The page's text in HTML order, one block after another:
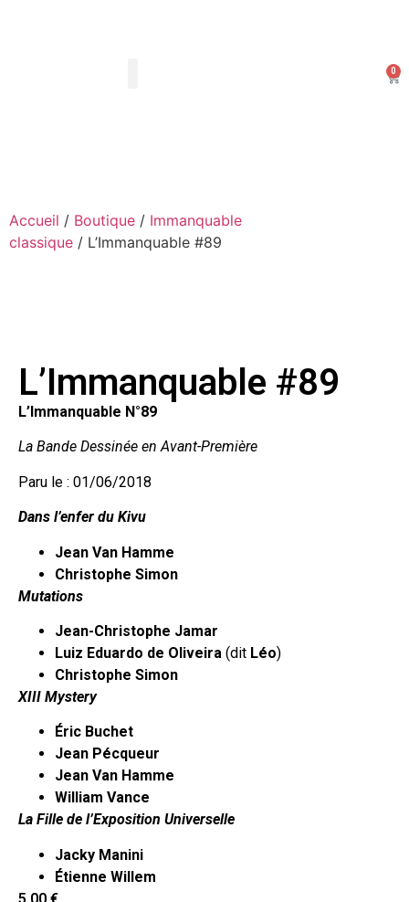
0
Accueil / Boutique / Immanquable
classique / L’Immanquable #89
L’Immanquable #89
L’Immanquable N°89
La Bande Dessinée en Avant-Première
Paru le : 01/06/2018
Dans l’enfer du Kivu
Jean Van Hamme
Christophe Simon
Mutations
Jean-Christophe Jamar
Luiz Eduardo de Oliveira (dit Léo)
Christophe Simon
XIII Mystery
Éric Buchet
Jean Pécqueur
Jean Van Hamme
William Vance
La Fille de l’Exposition Universelle
Jacky Manini
Étienne Willem